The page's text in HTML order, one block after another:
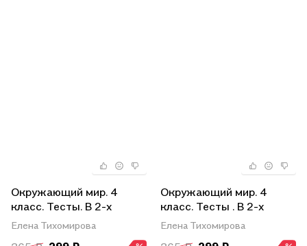
Окружающий мир. 4
класс. Тесты. В 2-х
частях. Часть 2. К
учебнику А.А. Плешакова,
Елена Тихомирова
Окружающий мир. 4
класс. Тесты . В 2-х
частях. Часть 1. К
учебнику А.А. Плешакова,
Елена Тихомирова